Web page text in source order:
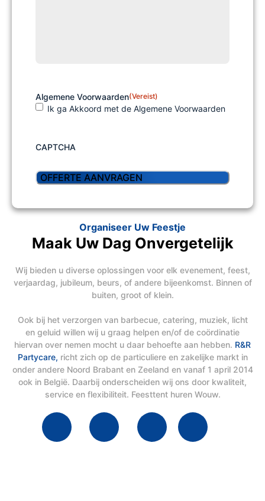
Algemene Voorwaarden(Vereist)
Ik ga Akkoord met de Algemene Voorwaarden
CAPTCHA
Organiseer Uw Feestje
Maak Uw Dag Onvergetelijk
Wij bieden u diverse oplossingen voor elk evenement, feest,
verjaardag, jubileum, beurs, of andere bijeenkomst. Binnen of
buiten, groot of klein.
Ook bij het verzorgen van barbecue, catering, muziek, licht
en geluid willen wij u graag helpen en/of de coördinatie
hiervan over nemen mocht u daar behoefte aan hebben. R&R
Partycare, richt zich op de particuliere en zakelijke markt in
onder andere Noord Brabant en Zeeland en vanaf 1 april 2014
ook in België. Daarbij onderscheiden wij ons door kwaliteit,
service en flexibiliteit. Feesttent huren Wouw.